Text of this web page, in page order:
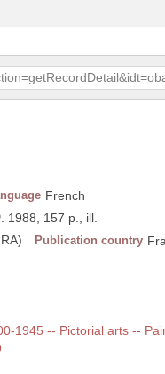
French
. 1988, 157 p., ill.
Publication country
1945 -- Pictorial arts --